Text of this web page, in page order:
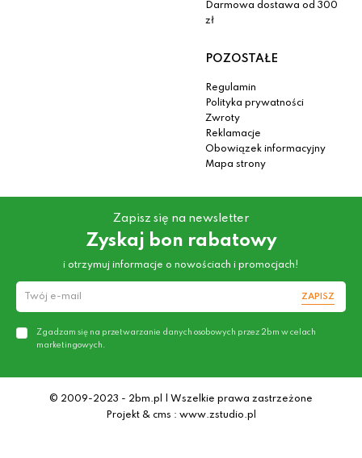
Darmowa dostawa od 300
zł
POZOSTAŁE
Regulamin
Polityka prywatności
Zwroty
Reklamacje
Obowiązek informacyjny
Mapa strony
Zapisz się na newsletter
Zyskaj bon rabatowy
i otrzymuj informacje o nowościach i promocjach!
ZAPISZ
Zgadzam się na przetwarzanie danych osobowych przez 2bm w celach
marketingowych.
© 2009-2023 - 2bm.pl | Wszelkie prawa zastrzeżone
Projekt & cms : www.zstudio.pl